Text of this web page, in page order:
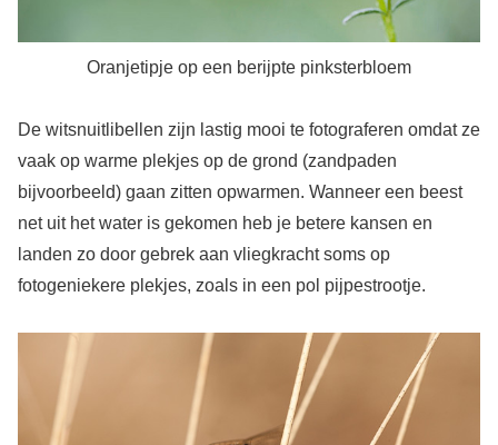
Oranjetipje op een berijpte pinksterbloem
De witsnuitlibellen zijn lastig mooi te fotograferen omdat ze
vaak op warme plekjes op de grond (zandpaden
bijvoorbeeld) gaan zitten opwarmen. Wanneer een beest
net uit het water is gekomen heb je betere kansen en
landen zo door gebrek aan vliegkracht soms op
fotogeniekere plekjes, zoals in een pol pijpestrootje.